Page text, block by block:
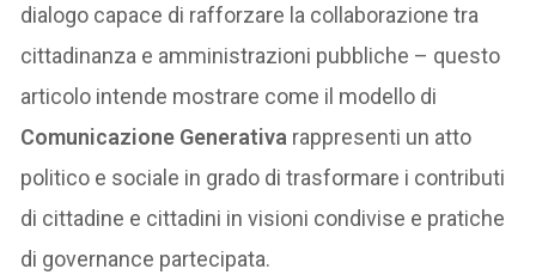
dialogo capace di rafforzare la collaborazione tra
cittadinanza e amministrazioni pubbliche – questo
articolo intende mostrare come il modello di
Comunicazione Generativa rappresenti un atto
politico e sociale in grado di trasformare i contributi
di cittadine e cittadini in visioni condivise e pratiche
di governance partecipata.